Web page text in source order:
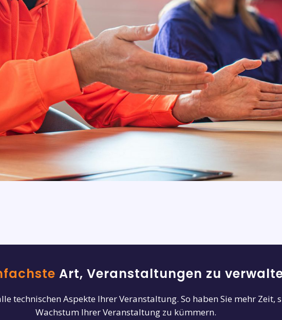
Art, Veranstaltungen zu
technischen Aspekte Ihrer Veranstaltung. So haben Sie mehr Zeit,
Wachstum Ihrer Veranstaltung zu kümmern.